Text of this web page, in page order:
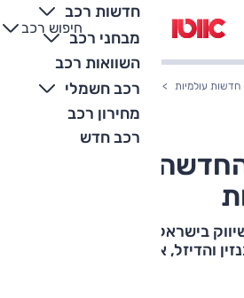
חדשות רכב
מבחני רכב
השוואות רכב
רכב חשמלי
מחירון רכב
רכב חדש
חיפוש רכב
+
-
חדשות עולמיות אופל קורסה החדשה - גרסאות
- גרסאות
בישראל, אופל מפרסמת פרטים
והדיזל, איתן תושק הקורסה